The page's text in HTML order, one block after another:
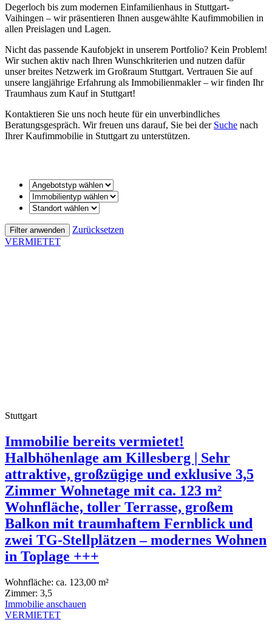
Degerloch bis zum modernen Einfamilienhaus in Stuttgart-
Vaihingen – wir präsentieren Ihnen ausgewählte Kaufimmobilien in
allen Preislagen und Lagen.
Nicht das passende Kaufobjekt in unserem Portfolio? Kein Problem!
Wir suchen aktiv nach Ihren Wunschkriterien und nutzen dafür
unser breites Netzwerk im Großraum Stuttgart. Vertrauen Sie auf
unsere langjährige Erfahrung als Immobilienmakler – wir finden Ihr
Traumhaus zum Kauf in Stuttgart!
Kontaktieren Sie uns noch heute für ein unverbindliches
Beratungsgespräch. Wir freuen uns darauf, Sie bei der Suche nach
Ihrer Kaufimmobilie in Stuttgart zu unterstützen.
Filter anwenden
Zurücksetzen
VERMIETET
Stuttgart
Immobilie bereits vermietet!
Halbhöhenlage am Killesberg | Sehr
attraktive, großzügige und exklusive 3,5
Zimmer Wohnetage mit ca. 123 m²
Wohnfläche, toller Terrasse, großem
Balkon mit traumhaftem Fernblick und
zwei TG-Stellplätzen – modernes Wohnen
in Toplage +++
Wohnfläche: ca. 123,00 m²
Zimmer: 3,5
Immobilie anschauen
VERMIETET